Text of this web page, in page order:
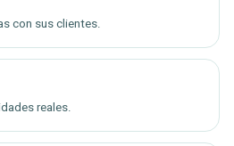
con sus clientes.
reales.